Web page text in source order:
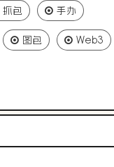
抓包 手办
图包 Web3